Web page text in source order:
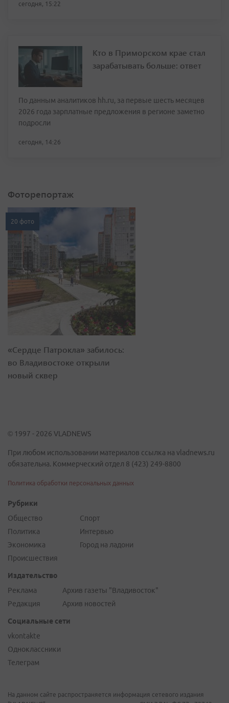
сегодня, 15:22
Кто в Приморском крае стал
зарабатывать больше: ответ
По данным аналитиков hh.ru, за первые шесть месяцев
2026 года зарплатные предложения в регионе заметно
подросли
сегодня, 14:26
Фоторепортаж
20 фото
«Сердце Патрокла» забилось:
во Владивостоке открыли
новый сквер
© 1997 - 2026 VLADNEWS
При любом использовании материалов ссылка на vladnews.ru
обязательна. Коммерческий отдел 8 (423) 249-8800
Политика обработки персональных данных
Рубрики
Общество
Политика
Экономика
Происшествия
Спорт
Интервью
Город на ладони
Издательство
Реклама
Редакция
Архив газеты "Владивосток"
Архив новостей
Социальные сети
vkontakte
Одноклассники
Телеграм
На данном сайте распространяется информация сетевого издания